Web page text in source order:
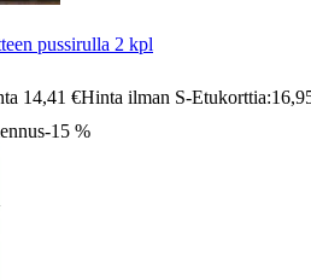
pussirulla 2 kpl
14,41 €Hinta ilman S-Etukorttia:
-15 %